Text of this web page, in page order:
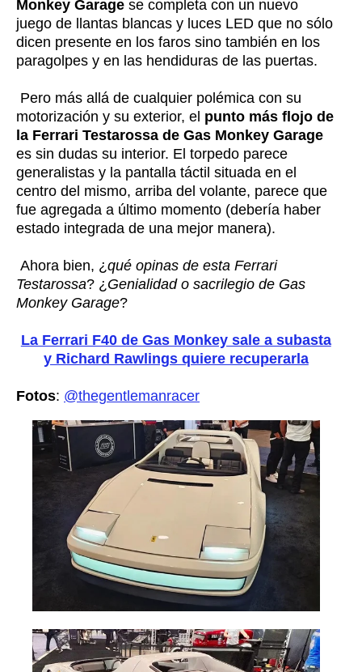
Monkey Garage se completa con un nuevo
juego de llantas blancas y luces LED que no sólo
dicen presente en los faros sino también en los
paragolpes y en las hendiduras de las puertas.
Pero más allá de cualquier polémica con su
motorización y su exterior, el punto más flojo de
la Ferrari Testarossa de Gas Monkey Garage
es sin dudas su interior. El torpedo parece
generalistas y la pantalla táctil situada en el
centro del mismo, arriba del volante, parece que
fue agregada a último momento (debería haber
estado integrada de una mejor manera).
Ahora bien, ¿ qué opinas de esta Ferrari
Testarossa? ¿ Genialidad o sacrilegio de Gas
Monkey Garage?
La Ferrari F40 de Gas Monkey sale a subasta
y Richard Rawlings quiere recuperarla
Fotos: @thegentlemanracer